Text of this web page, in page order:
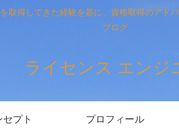
取得してきた経験を基に、資格取得のアド
ブログ
ライセンス エンジ
セプト プロフィール